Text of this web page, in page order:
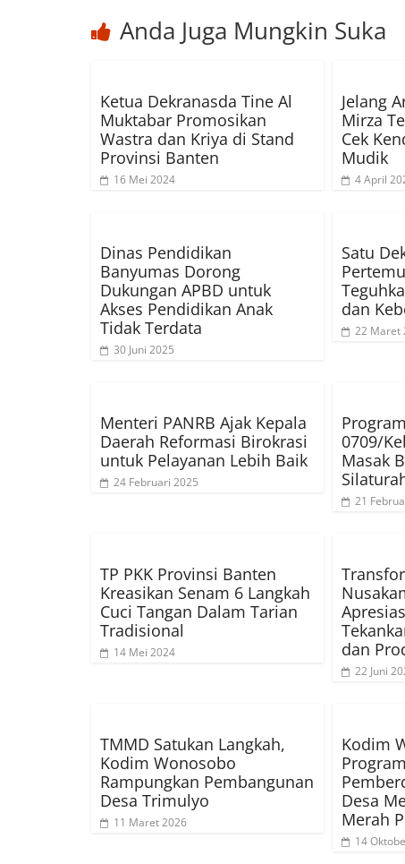
Anda Juga Mungkin Suka
Ketua Dekranasda Tine Al
Muktabar Promosikan
Wastra dan Kriya di Stand
Provinsi Banten
16 Mei 2024
Jelang
Mirza
Cek
Mudik
4 April
Dinas Pendidikan
Banyumas Dorong
Dukungan APBD untuk
Akses Pendidikan Anak
Tidak Terdata
30 Juni 2025
Satu
dan
22 Maret
Menteri PANRB Ajak Kepala
Daerah Reformasi Birokrasi
untuk Pelayanan Lebih Baik
24 Februari 2025
0709/
Masak
21
TP PKK Provinsi Banten
Kreasikan Senam 6 Langkah
Cuci Tangan Dalam Tarian
Tradisional
14 Mei 2024
dan
22 Juni
TMMD Satukan Langkah,
Kodim Wonosobo
Rampungkan Pembangunan
Desa Trimulyo
11 Maret 2026
Kodim
Desa
Merah
14